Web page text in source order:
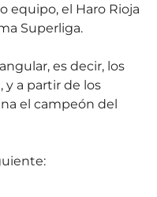
equipo, el Haro Rioja
Superliga.
es decir, los
a partir de los
el campeón del